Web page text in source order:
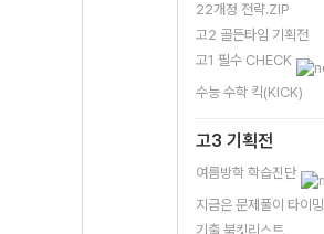
22개정 전략.ZIP
고2 골든타임 기획전
고1 필수 CHECK
수능 수학 킥(KICK)
고3 기획전
여름방학 학습진단
지금은 문제풀이 타이밍
기출 북킷리스트